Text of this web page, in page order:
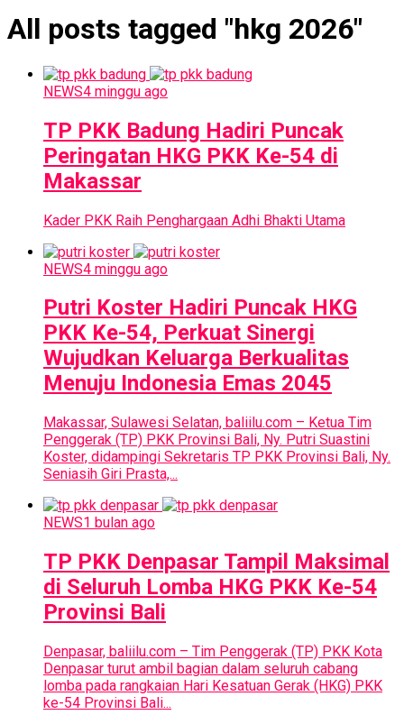
All posts tagged "hkg 2026"
NEWS4 minggu ago
TP PKK Badung Hadiri Puncak
Peringatan HKG PKK Ke-54 di
Makassar
Kader PKK Raih Penghargaan Adhi Bhakti Utama
NEWS4 minggu ago
Putri Koster Hadiri Puncak HKG
PKK Ke-54, Perkuat Sinergi
Wujudkan Keluarga Berkualitas
Menuju Indonesia Emas 2045
Makassar, Sulawesi Selatan, baliilu.com – Ketua Tim
Penggerak (TP) PKK Provinsi Bali, Ny. Putri Suastini
Koster, didampingi Sekretaris TP PKK Provinsi Bali, Ny.
Seniasih Giri Prasta,...
NEWS1 bulan ago
TP PKK Denpasar Tampil Maksimal
di Seluruh Lomba HKG PKK Ke-54
Provinsi Bali
Denpasar, baliilu.com – Tim Penggerak (TP) PKK Kota
Denpasar turut ambil bagian dalam seluruh cabang
lomba pada rangkaian Hari Kesatuan Gerak (HKG) PKK
ke-54 Provinsi Bali...